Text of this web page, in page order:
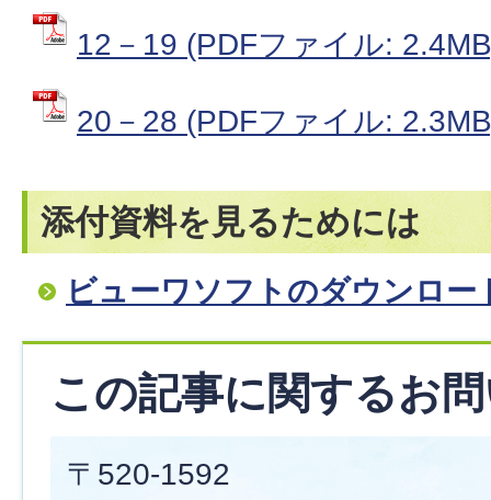
12－19 (PDFファイル:
20－28 (PDFファイル:
添付資料を見るためには
ビューワソフトのダウンロー
この記事に関するお
〒520-1592